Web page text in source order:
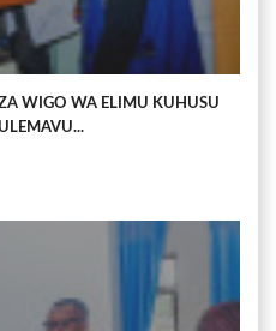
WIGO WA ELIMU KUHUSU